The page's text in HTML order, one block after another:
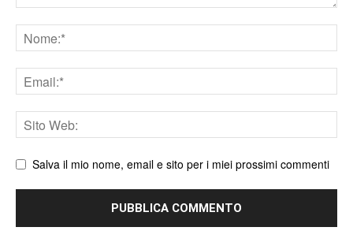
Nome
Email
Sito
web
Salva il mio nome, email e sito per i miei prossimi commenti